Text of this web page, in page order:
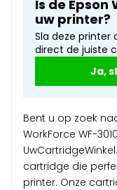
Is de Epson
uw printer?
Sla deze printer
direct de juiste
Ja,
Bent u op zoek
WorkForce WF-
cartridge die
printer. Onze